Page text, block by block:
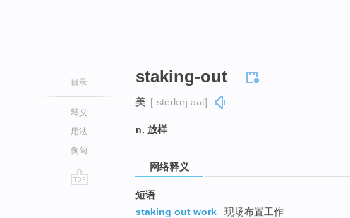
目录
释义
用法
例句
staking-out
美 [ˈsteɪkɪŋ aʊt]
n. 放样
网络释义
短语
staking out work
现场布置工作